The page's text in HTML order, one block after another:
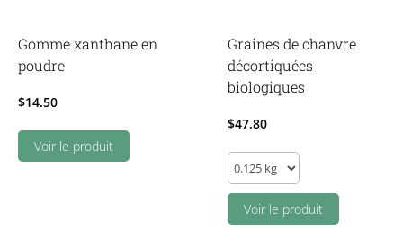
Gomme xanthane en
poudre
$14.50
Voir le produit
Graines de chanvre
décortiquées
biologiques
$47.80
Graines
de
chanvre
Voir le produit